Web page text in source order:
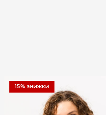
15% знижки